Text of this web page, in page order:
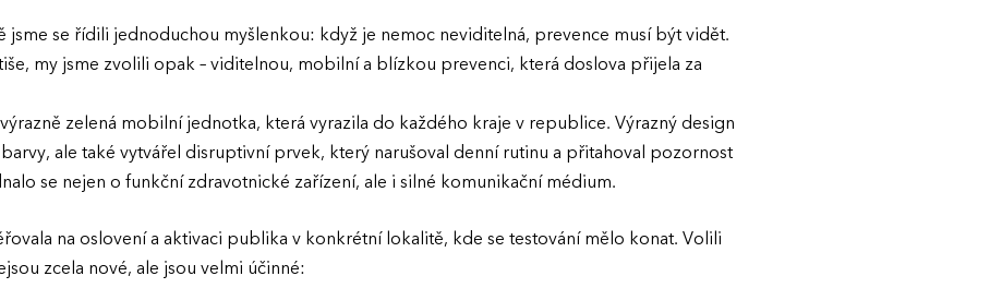
jsme se řídili jednoduchou myšlenkou: když je nemoc neviditelná, prevence musí být vidět.
my jsme zvolili opak – viditelnou, mobilní a blízkou prevenci, která doslova přijela za
zelená mobilní jednotka, která vyrazila do každého kraje v republice. Výrazný design
ale také vytvářel disruptivní prvek, který narušoval denní rutinu a přitahoval pozornost
se nejen o funkční zdravotnické zařízení, ale i silné komunikační médium.
na oslovení a aktivaci publika v konkrétní lokalitě, kde se testování mělo konat. Volili
zcela nové, ale jsou velmi účinné: